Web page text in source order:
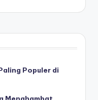
Populer di